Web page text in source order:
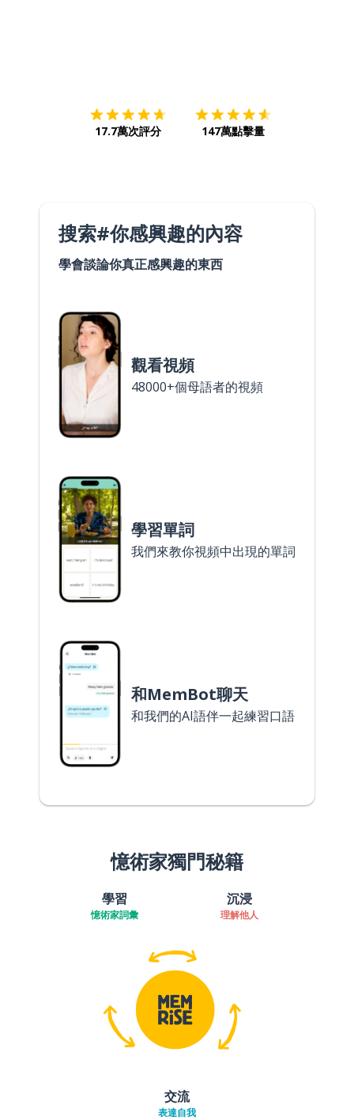
17.7萬次評分 147萬點擊量
搜索#你感興趣的內容
學會談論你真正感興趣的東西
觀看視頻
48000+個母語者的視頻
學習單詞
我們來教你視頻中出現的單詞
和MemBot聊天
和我們的AI語伴一起練習口語
憶術家獨門秘籍
學習
憶術家詞彙
沉浸
理解他人
交流
表達自我